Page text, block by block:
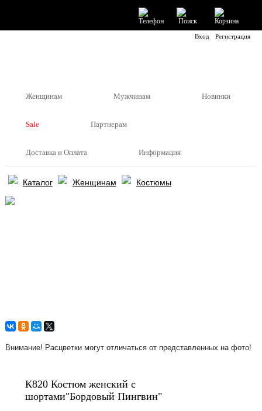
Вход Регистрация
Женщинам Мужчинам Новинки
Sale Партнерам
Доставка и Оплата Информация
Каталог Женщинам Костюмы
Внимание! Расцветки могут отличаться от представленных на фото!
К820 Костюм женский с
шортами"Бордовый Пингвин"